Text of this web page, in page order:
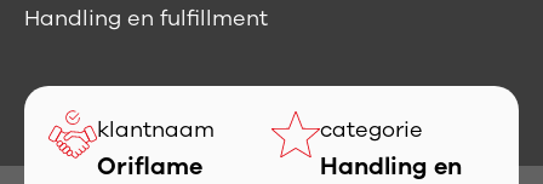
Handling en fulfillment
klantnaam
Oriflame
categorie
Handling en